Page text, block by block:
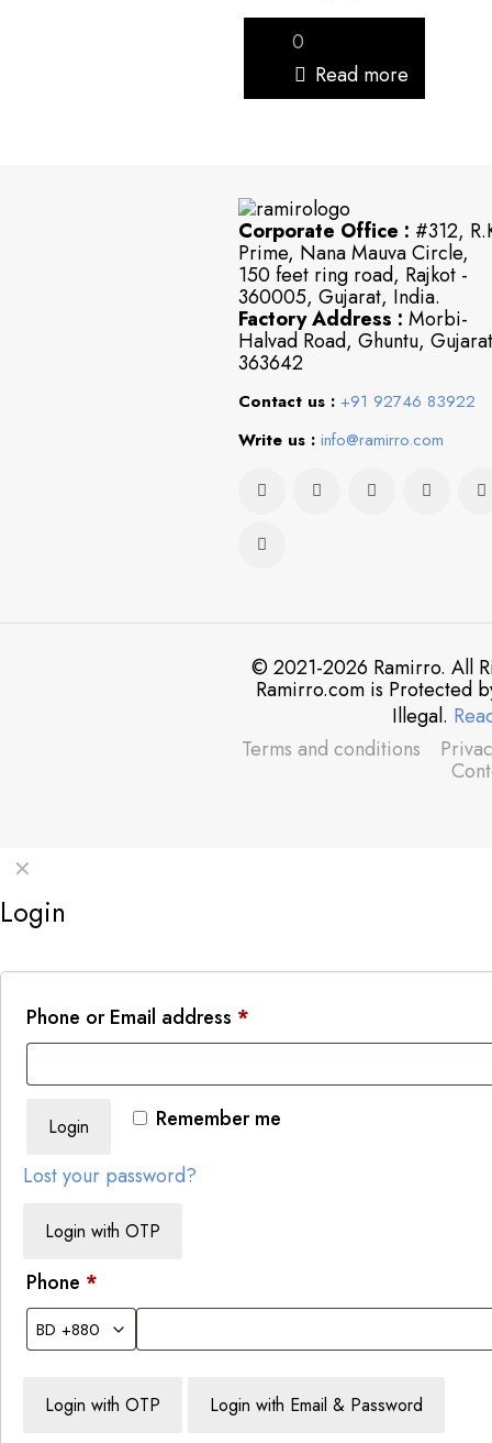
0
Read more
Corporate Office : #312,
Prime, Nana Mauva Circle,
150 feet ring road, Rajkot -
360005, Gujarat, India.
Factory Address : Morbi-
Halvad Road, Ghuntu, Gujarat
363642
Contact us : +91 92746 83922
Write us : info@ramirro.com
© 2021-2026 Ramirro. All
Ramirro.com is Protected
Illegal.
Terms and conditions
✕
Login
Phone or Email address *
Remember me
Login
Lost your password?
Login with OTP
Phone *
Login with OTP Login with Email & Password